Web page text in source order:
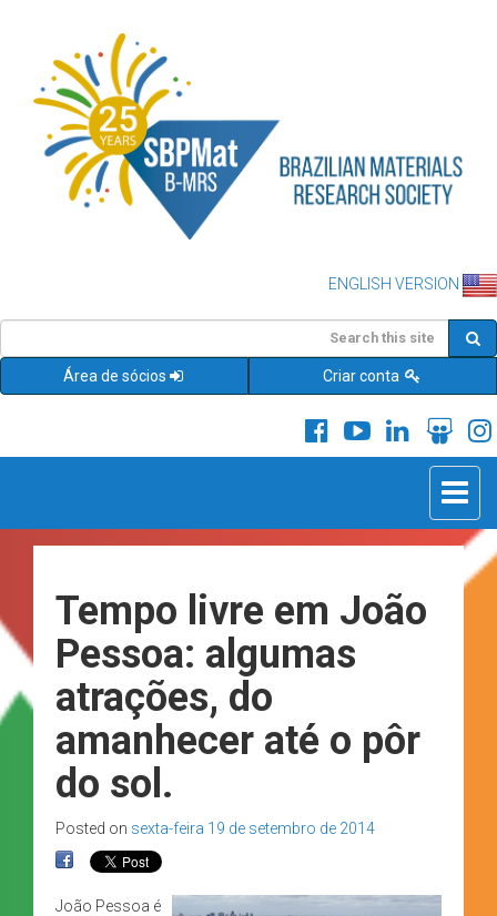
ENGLISH VERSION
Área de sócios Criar conta
Toggle
Tempo livre em João
Pessoa: algumas
atrações, do
amanhecer até o pôr
do sol.
Posted on sexta-feira 19 de setembro de 2014
João Pessoa é